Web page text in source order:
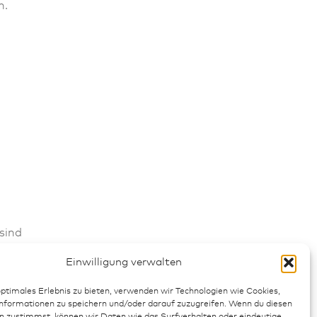
Einwilligung verwalten
Erlebnis zu bieten, verwenden wir Technologien wie Cookies,
zu speichern und/oder darauf zuzugreifen. Wenn du diesen